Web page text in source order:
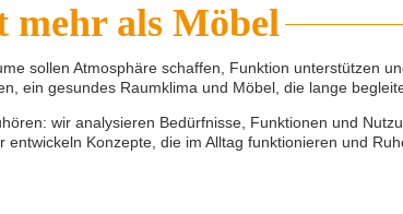
mehr als Möbel
sollen Atmosphäre schaffen, Funktion unterstützen
ein gesundes Raumklima und Möbel, die lange
wir analysieren Bedürfnisse, Funktionen und
Konzepte, die im Alltag funktionieren und